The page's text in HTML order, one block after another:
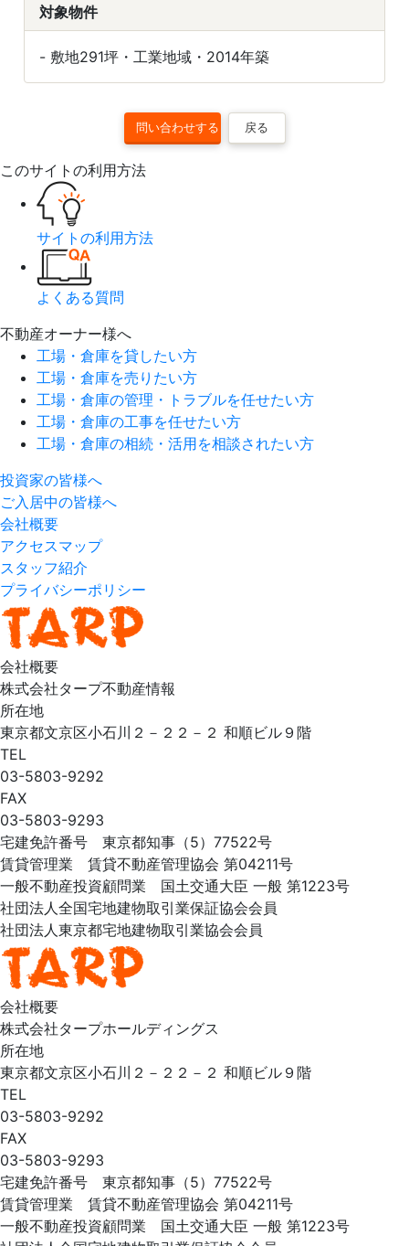
対象物件
- 敷地291坪・工業地域・2014年築
戻る
このサイトの利用方法
サイトの利用方法
よくある質問
不動産オーナー様へ
工場・倉庫を貸したい方
工場・倉庫を売りたい方
工場・倉庫の管理・トラブルを任せたい方
工場・倉庫の工事を任せたい方
工場・倉庫の相続・活用を相談されたい方
投資家の皆様へ
ご入居中の皆様へ
会社概要
アクセスマップ
スタッフ紹介
プライバシーポリシー
会社概要
株式会社タープ不動産情報
所在地
東京都文京区小石川２－２２－２ 和順ビル９階
TEL
03-5803-9292
FAX
03-5803-9293
宅建免許番号 東京都知事（5）77522号
賃貸管理業 賃貸不動産管理協会 第04211号
一般不動産投資顧問業 国土交通大臣 一般 第1223号
社団法人全国宅地建物取引業保証協会会員
社団法人東京都宅地建物取引業協会会員
会社概要
株式会社タープホールディングス
所在地
東京都文京区小石川２－２２－２ 和順ビル９階
TEL
03-5803-9292
FAX
03-5803-9293
宅建免許番号 東京都知事（5）77522号
賃貸管理業 賃貸不動産管理協会 第04211号
一般不動産投資顧問業 国土交通大臣 一般 第1223号